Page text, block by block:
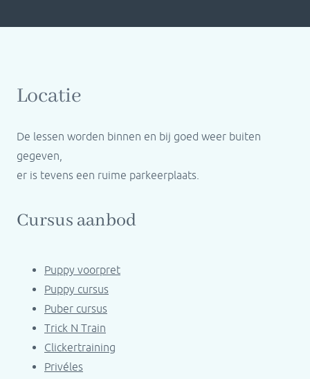
Locatie
De lessen worden binnen en bij goed weer buiten
gegeven,
er is tevens een ruime parkeerplaats.
Cursus aanbod
Puppy voorpret
Puppy cursus
Puber cursus
Trick N Train
Clickertraining
Privéles